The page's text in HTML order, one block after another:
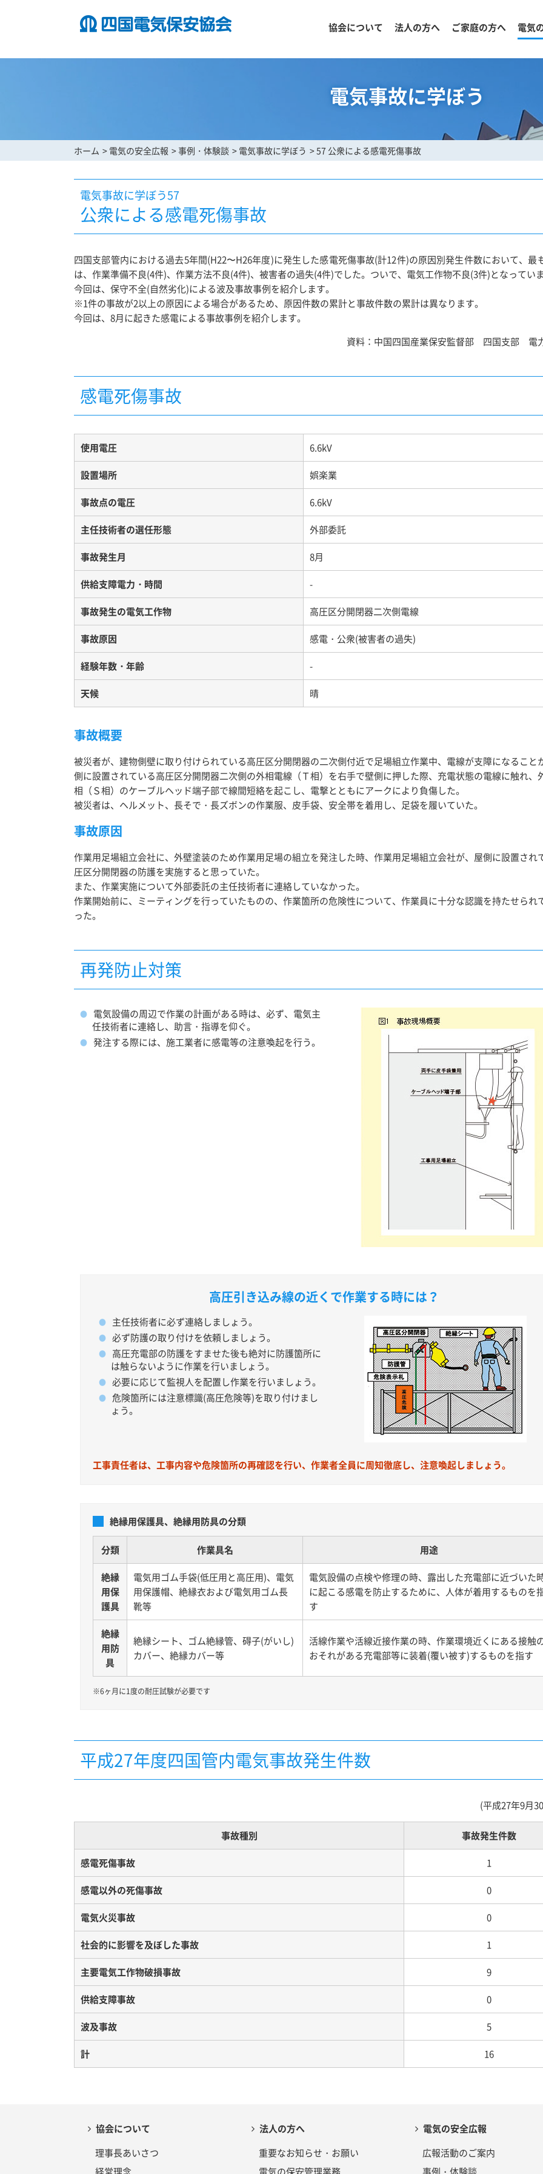
協会について 法人の方へ ご家庭の方へ 電気
電気事故に学ぼう
ホーム 電気の安全広報 事例・体験談 電気事故に学ぼう 57 公衆による感電死傷事故
電気事故に学ぼう57
公衆による感電死傷事故
四国支部管内における過去5年間(H22〜H26年度)に発生した感電死傷事故(計12件)の原因別発生件数において、最
は、作業準備不良(4件)、作業方法不良(4件)、被害者の過失(4件)でした。ついで、電気工作物不良(3件)となってい
今回は、保守不全(自然劣化)による波及事故事例を紹介します。
※1件の事故が2以上の原因による場合があるため、原因件数の累計と事故件数の累計は異なります。
今回は、8月に起きた感電による事故事例を紹介します。
資料：中国四国産業保安監督部 四国支部 電
感電死傷事故
使用電圧 6.6kV
設置場所 娯楽業
事故点の電圧 6.6kV
主任技術者の選任形態 外部委託
事故発生月 8月
供給支障電力・時間 -
事故発生の電気工作物 高圧区分開閉器二次側電線
事故原因 感電・公衆(被害者の過失)
経験年数・年齢 -
天候 晴
事故概要
被災者が、建物側壁に取り付けられている高圧区分開閉器の二次側付近で足場組立作業中、電線が支障になること
側に設置されている高圧区分開閉器二次側の外相電線（Ｔ相）を右手で壁側に押した際、充電状態の電線に触れ、
相（Ｓ相）のケーブルヘッド端子部で線間短絡を起こし、電撃とともにアークにより負傷した。
被災者は、ヘルメット、長そで・長ズボンの作業服、皮手袋、安全帯を着用し、足袋を履いていた。
事故原因
作業用足場組立会社に、外壁塗装のため作業用足場の組立を発注した時、作業用足場組立会社が、屋側に設置され
圧区分開閉器の防護を実施すると思っていた。
また、作業実施について外部委託の主任技術者に連絡していなかった。
作業開始前に、ミーティングを行っていたものの、作業箇所の危険性について、作業員に十分な認識を持たせられ
った。
再発防止対策
電気設備の周辺で作業の計画がある時は、必ず、電気主
任技術者に連絡し、助言・指導を仰ぐ。
発注する際には、施工業者に感電等の注意喚起を行う。
高圧引き込み線の近くで作業する時には？
主任技術者に必ず連絡しましょう。
必ず防護の取り付けを依頼しましょう。
高圧充電部の防護をすませた後も絶対に防護箇所に
は触らないように作業を行いましょう。
必要に応じて監視人を配置し作業を行いましょう。
危険箇所には注意標識(高圧危険等)を取り付けまし
ょう。
工事責任者は、工事内容や危険箇所の再確認を行い、作業者全員に周知徹底し、注意喚起しましょう。
絶縁用保護具、絶縁用防具の分類
分類 作業具名 用途
絶縁
用保
護具
電気用ゴム手袋(低圧用と高圧用)、電気
用保護帽、絶縁衣および電気用ゴム長
靴等
電気設備の点検や修理の時、露出した充電部に近づいた
に起こる感電を防止するために、人体が着用するものを
す
絶縁
用防
具
絶縁シート、ゴム絶縁管、碍子(がいし)
カバー、絶縁カバー等
活線作業や活線近接作業の時、作業環境近くにある接触
おそれがある充電部等に装着(覆い被す)するものを指す
※6ヶ月に1度の耐圧試験が必要です
平成27年度四国管内電気事故発生件数
(平成27年9月
事故種別 事故発生件数
感電死傷事故 1
感電以外の死傷事故 0
電気火災事故 0
社会的に影響を及ぼした事故 1
主要電気工作物破損事故 9
供給支障事故 0
波及事故 5
計 16
協会について
理事長あいさつ
法人の方へ
重要なお知らせ・お願い
電気の安全広報
広報活動のご案内